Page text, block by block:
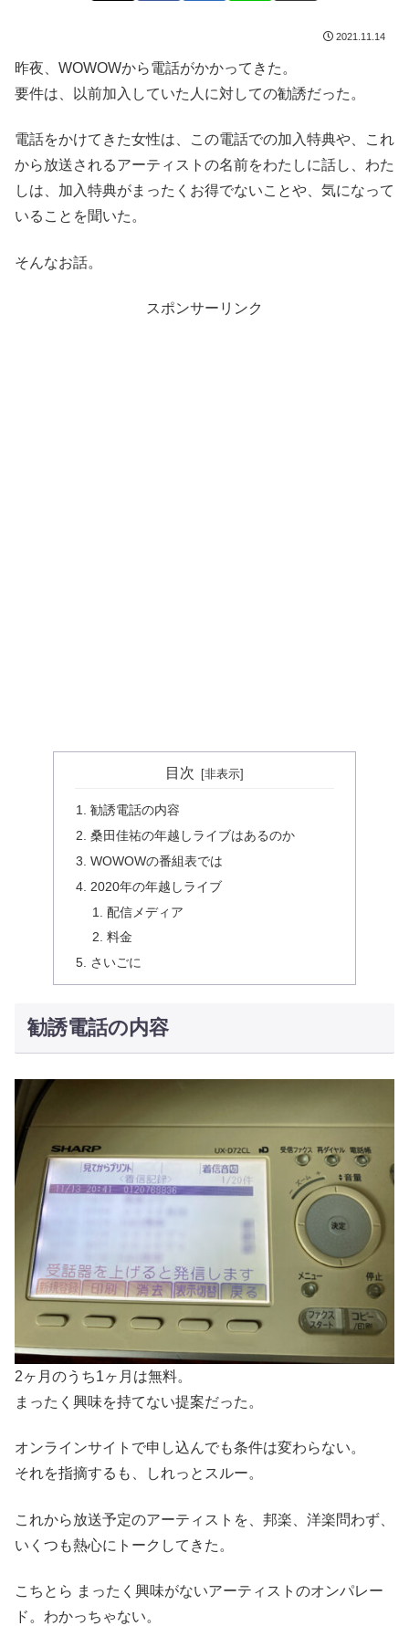
2021.11.14
昨夜、WOWOWから電話がかかってきた。
要件は、以前加入していた人に対しての勧誘だった。
電話をかけてきた女性は、この電話での加入特典や、これ
から放送されるアーティストの名前をわたしに話し、わた
しは、加入特典がまったくお得でないことや、気になって
いることを聞いた。
そんなお話。
スポンサーリンク
目次
勧誘電話の内容
桑田佳祐の年越しライブはあるのか
WOWOWの番組表では
2020年の年越しライブ
配信メディア
料金
さいごに
勧誘電話の内容
2ヶ月のうち1ヶ月は無料。
まったく興味を持てない提案だった。
オンラインサイトで申し込んでも条件は変わらない。
それを指摘するも、しれっとスルー。
これから放送予定のアーティストを、邦楽、洋楽問わず、
いくつも熱心にトークしてきた。
こちとら まったく興味がないアーティストのオンパレー
ド。わかっちゃない。